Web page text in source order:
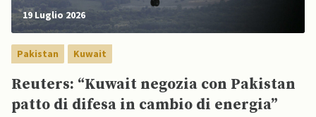
19 Luglio 2026
Pakistan Kuwait
Reuters: “Kuwait negozia con Pakistan
patto di difesa in cambio di energia”